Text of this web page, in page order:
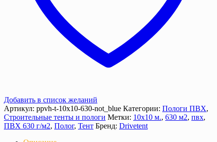
Добавить в список желаний
Артикул: ppvh-t-10х10-630-not_blue Категории: Пологи ПВХ,
Строительные тенты и пологи Метки: 10х10 м., 630 м2, пвх,
ПВХ 630 г/м2, Полог, Тент Бренд: Drivetent